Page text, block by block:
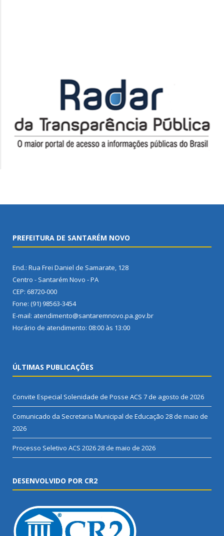
PREFEITURA DE SANTARÉM NOVO
End.: Rua Frei Daniel de Samarate, 128
Centro - Santarém Novo - PA
CEP: 68720-000
Fone: (91) 98563-3454
E-mail: atendimento@santaremnovo.pa.gov.br
Horário de atendimento: 08:00 às 13:00
ÚLTIMAS PUBLICAÇÕES
Convite Especial Solenidade de Posse ACS 7 de agosto de 2026
Comunicado da Secretaria Municipal de Educação 28 de maio de
2026
Processo Seletivo ACS 202628 de maio de 2026
DESENVOLVIDO POR CR2